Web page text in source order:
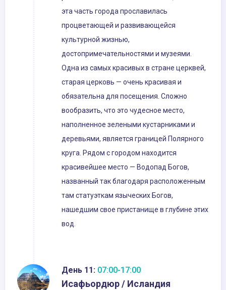
эта часть города прославилась
процветающей и развивающейся
культурной жизнью,
достопримечательностями и музеями.
Одна из самых красивых в стране церквей,
старая церковь — очень красивая и
обязательна для посещения. Сложно
вообразить, что это чудесное место,
наполненное зелеными кустарниками и
деревьями, является границей Полярного
круга. Рядом с городом находится
красивейшее место — Водопад Богов,
названный так благодаря расположенным
там статуэткам языческих Богов,
нашедшим свое пристанище в глубине этих
вод.
День 11: 07:00-17:00
Исафьордюр / Исландия